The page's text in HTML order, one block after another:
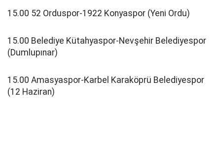
15.00 52 Orduspor-1922 Konyaspor (Yeni Ordu)
15.00 Belediye Kütahyaspor-Nevşehir Belediyespor
(Dumlupınar)
15.00 Amasyaspor-Karbel Karaköprü Belediyespor
(12 Haziran)